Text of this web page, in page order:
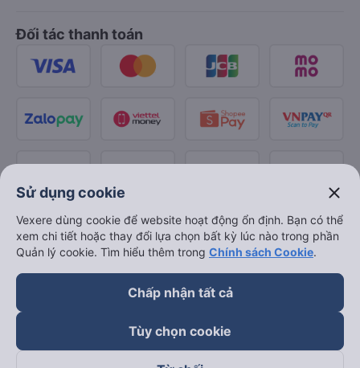
Đối tác thanh toán
Sử dụng cookie close
Vexere dùng cookie để website hoạt động ổn định. Bạn có thể
xem chi tiết hoặc thay đổi lựa chọn bất kỳ lúc nào trong phần
Quản lý cookie. Tìm hiểu thêm trong Chính sách Cookie.
Chấp nhận tất cả
Tùy chọn cookie